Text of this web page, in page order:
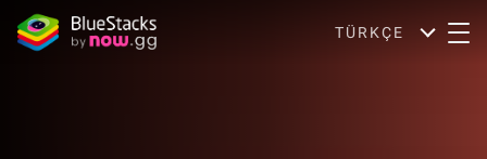
TÜRKÇE